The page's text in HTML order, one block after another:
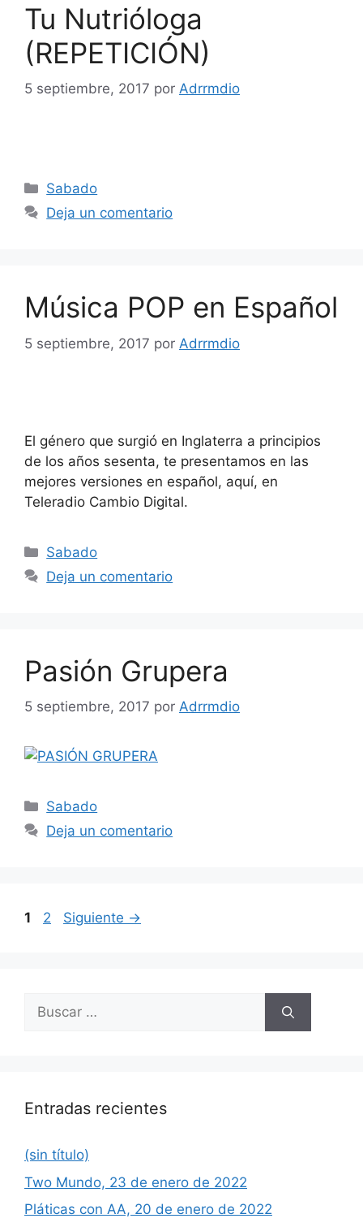
Tu Nutrióloga
(REPETICIÓN)
5 septiembre, 2017 por Adrrmdio
Categorías
Sabado
Deja un comentario
Música POP en Español
5 septiembre, 2017 por Adrrmdio
El género que surgió en Inglaterra a principios
de los años sesenta, te presentamos en las
mejores versiones en español, aquí, en
Teleradio Cambio Digital.
Categorías
Sabado
Deja un comentario
Pasión Grupera
5 septiembre, 2017 por Adrrmdio
Categorías
Sabado
Deja un comentario
Navegación
Página
1 Página
2 Siguiente →
Buscar:
Entradas recientes
(sin título)
Two Mundo, 23 de enero de 2022
Pláticas con AA, 20 de enero de 2022